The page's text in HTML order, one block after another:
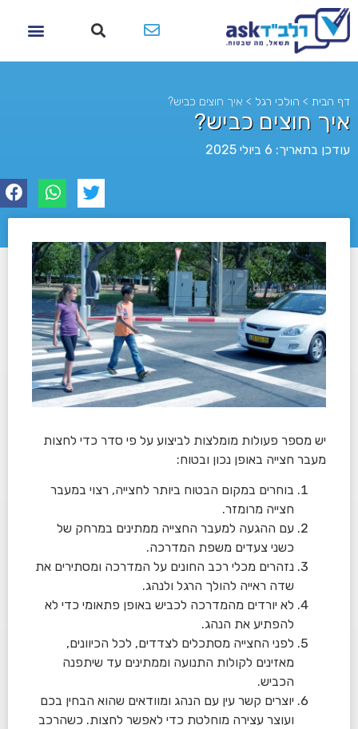
דף הבית > הולכי רגל > איך חוצים כביש?
איך חוצים כביש?
עודכן בתאריך: 6 ביולי 2025
לא
יש מספר פעולות מומלצות לביצוע על פי סדר כדי לחצות
מעבר חצייה באופן נכון ובטוח:
בוחרים במקום הבטוח ביותר לחצייה, רצוי במעבר
חצייה מרומזר.
עם ההגעה למעבר החצייה ממתינים במרחק של
כשני צעדים משפת המדרכה.
נזהרים מכלי רכב החונים על המדרכה ומסתירים את
שדה ראייה להולך הרגל ולנהג.
לא יורדים מהמדרכה לכביש באופן פתאומי כדי לא
להפתיע את הנהג.
לפני החצייה מסתכלים לצדדים, לכל הכיוונים,
מאזינים לקולות התנועה וממתינים עד שיתפנה
הכביש.
יוצרים קשר עין עם הנהג ומוודאים שהוא הבחין בכם
ועוצר עצירה מוחלטת כדי לאפשר לחצות. כשהרכב